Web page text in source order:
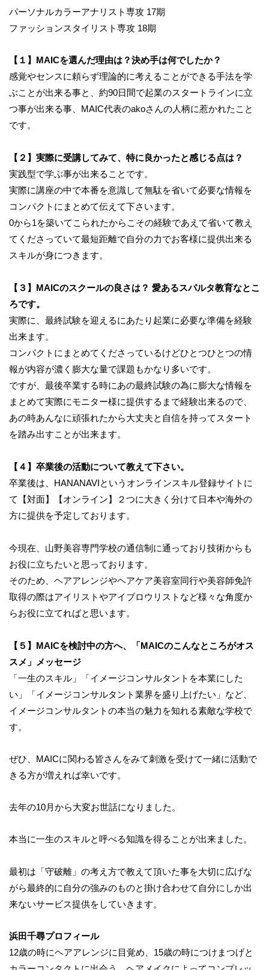
パーソナルカラーアナリスト専攻 17期
ファッションスタイリスト専攻 18期
【１】MAICを選んだ理由は？決め手は何でしたか？
感覚やセンスに頼らず理論的に考えることができる手法を学
ぶことが出来る事と、約90日間で起業のスタートラインに立
つ事が出来る事、MAIC代表のakoさんの人柄に惹かれたこと
です。
【２】実際に受講してみて、特に良かったと感じる点は？
実践型で学ぶ事が出来ることです。
実際に講座の中で本番を意識して無駄を省いて必要な情報を
コンパクトにまとめて伝えて下さいます。
0から1を築いてこられたからこその経験であえて省いて教え
てくださっていて最短距離で自分の力でお客様に提供出来る
スキルが身につきます。
【３】MAICのスクールの良さは？ 愛あるスパルタ教育なとこ
ろです。
実際に、最終試験を迎えるにあたり起業に必要な準備を経験
出来ます。
コンパクトにまとめてくださっているけどひとつひとつの情
報が内容が濃く膨大な量で課題もかなり多いです。
ですが、最後卒業する時にあの最終試験の為に膨大な情報を
まとめて実際にモニター様に提供するまで経験出来るので、
あの時あんなに頑張れたから大丈夫と自信を持ってスタート
を踏み出すことが出来ます。
【４】卒業後の活動について教えて下さい。
卒業後は、HANANAVIというオンラインスキル登録サイトに
て【対面】【オンライン】２つに大きく分けて日本や海外の
方に提供を予定しております。
今現在、山野美容専門学校の通信制に通っており技術からも
お役に立ちたいと思っております。
そのため、ヘアアレンジやヘアケア美容室同行や美容師免許
取得の際はアイリストやアイブロウリストなど様々な角度か
らお役に立てればと思います。
【５】MAICを検討中の方へ、「MAICのこんなところがオス
スメ」メッセージ
「一生のスキル」「イメージコンサルタントを本業にした
い」「イメージコンサルタント業界を盛り上げたい」など、
イメージコンサルタントの本当の魅力を知れる素敵な学校で
す。
ぜひ、MAICに関わる皆さんをみて刺激を受けて一緒に活動で
きる方が増えれば幸いです。
去年の10月から大変お世話になりました。
本当に一生のスキルと呼べる知識を得ることが出来ました。
最初は「守破離」の考え方で教えて頂いた事を大切に広げな
がら最終的に自分の強みのものと掛け合わせて自分にしか出
来ないサービス提供をしていきます。
浜田千尋プロフィール
12歳の時にヘアアレンジに目覚め、15歳の時につけまつげと